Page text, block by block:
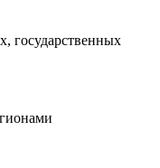
государственных